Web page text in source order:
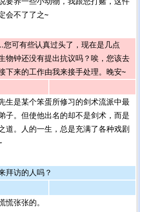
会不了了之~
可有些认真过头了，现在是几点
物钟还没有提出抗议吗？唉，您该去
下来的工作由我来接手处理。晚安~
生是某个笨蛋所修习的剑术流派中最
子。但使他出名的却不是剑术，而是
道。人的一生，总是充满了各种戏剧
拜访的人吗？
慌张张的。